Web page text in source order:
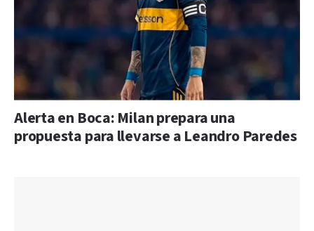
Alerta en Boca: Milan prepara una
propuesta para llevarse a Leandro Paredes